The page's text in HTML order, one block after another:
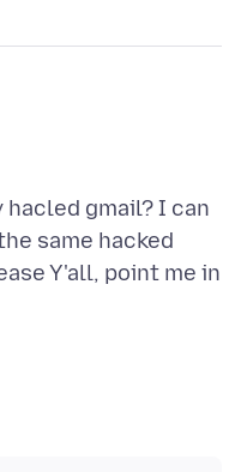
gmail? I can
same hacked
Y'all, point me in